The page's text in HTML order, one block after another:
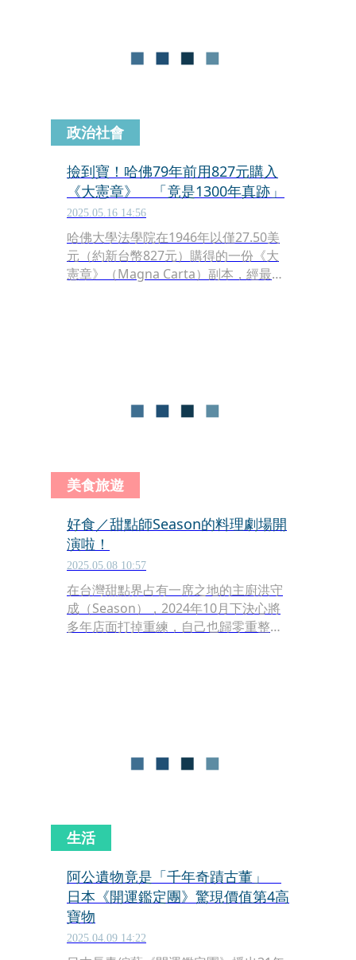
政治社會
撿到寶！哈佛79年前用827元購入
《大憲章》 「竟是1300年真跡」
2025.05.16 14:56
哈佛大學法學院在1946年以僅27.50美
元（約新台幣827元）購得的一份《大
憲章》（Magna Carta）副本，經最新
美食旅遊
好食／甜點師Season的料理劇場開
演啦！
2025.05.08 10:57
在台灣甜點界占有一席之地的主廚洪守
成（Season），2024年10月下決心將
多年店面打掉重練，自己也歸零重整，
客隨他進入一場由外而內的感官大冒
生活
阿公遺物竟是「千年奇蹟古董」
日本《開運鑑定團》驚現價值第4高
寶物
2025.04.09 14:22